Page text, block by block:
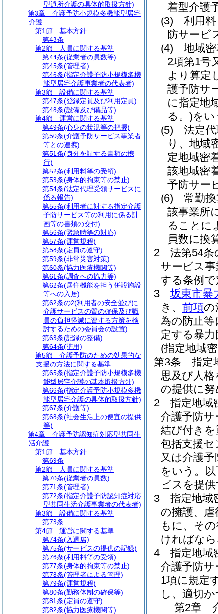
着型介護
(3)
利用
防サービ
(4)
地域
2項第1号
より算定
護予防サ
に指定地
る。)をい
(5)
法定
り、地域
定地域密
該地域密
予防サー
(6)
常勤
該事業所
ることに
員数に換
2
法第54条
サービス
する条例
3
坂東市暴
き、 前項の
為の防止
定する暴
(指定地域
第3条
指定
思及び人
の提供に
2
指定地域
介護予防
結び付きを
包括支援
又は介護
をいう。
ビスを提
3
指定地域
の擁護、
もに、そ
ければな
4
指定地域
介護予防
1項に規定
し、適切
第2章
型通所介護の具体的取扱方針)
第3章
介護予防小規模多機能型居宅
介護
第1節
基本方針
第43条
第2節
人員に関する基準
第44条(従業者の員数等)
第45条(管理者)
第46条(指定介護予防小規模多機
能型居宅介護事業者の代表者)
第3節
設備に関する基準
第47条(登録定員及び利用定員)
第48条(設備及び備品等)
第4節
運営に関する基準
第49条(心身の状況等の把握)
第50条(介護予防サービス事業者
等との連携)
第51条(身分を証する書類の携
行)
第52条(利用料等の受領)
第53条(身体的拘束等の禁止)
第54条(法定代理受領サービスに
係る報告)
第55条(利用者に対する指定介護
予防サービス等の利用に係る計
画等の書類の交付)
第56条(緊急時等の対応)
第57条(運営規程)
第58条(定員の遵守)
第59条(非常災害対策)
第60条(協力医療機関等)
第61条(調査への協力等)
第62条(居住機能を担う併設施設
等への入居)
第62条の2(利用者の安全並びに
介護サービスの質の確保及び職
員の負担軽減に資する方策を検
討するための委員会の設置)
第63条(記録の整備)
第64条(準用)
第5節
介護予防のための効果的な
支援の方法に関する基準
第65条(指定介護予防小規模多機
能型居宅介護の基本取扱方針)
第66条(指定介護予防小規模多機
能型居宅介護の具体的取扱方針)
第67条(介護等)
第68条(社会生活上の便宜の提供
等)
第4章
介護予防認知症対応型共同生
活介護
第1節
基本方針
第69条
第2節
人員に関する基準
第70条(従業者の員数)
第71条(管理者)
第72条(指定介護予防認知症対応
型共同生活介護事業者の代表者)
第3節
設備に関する基準
第73条
第4節
運営に関する基準
第74条(入退居)
第75条(サービスの提供の記録)
第76条(利用料等の受領)
第77条(身体的拘束等の禁止)
第78条(管理者による管理)
第79条(運営規程)
第80条(勤務体制の確保等)
第81条(定員の遵守)
第82条(協力医療機関等)